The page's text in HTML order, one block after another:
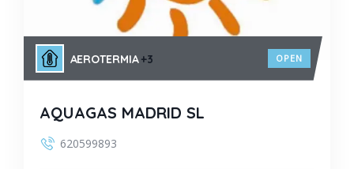
AEROTERMIA+3 OPEN
AQUAGAS MADRID SL
620599893